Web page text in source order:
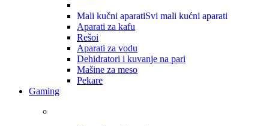
Mali kučni aparatiSvi mali kućni aparati
Aparati za kafu
Rešoi
Aparati za vodu
Dehidratori i kuvanje na pari
Mašine za meso
Pekare
Gaming